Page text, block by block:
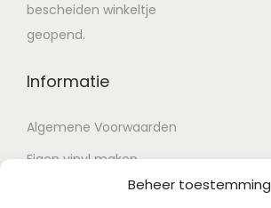
Beheer toestemming
bescheiden winkeltje
geopend.
Informatie
Algemene Voorwaarden
Eigen vinyl maken
Retour voorwaarden